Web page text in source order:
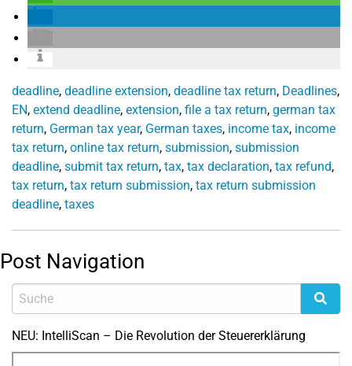
deadline, deadline extension, deadline tax return, Deadlines,
EN, extend deadline, extension, file a tax return, german tax
return, German tax year, German taxes, income tax, income
tax return, online tax return, submission, submission
deadline, submit tax return, tax, tax declaration, tax refund,
tax return, tax return submission, tax return submission
deadline, taxes
Post Navigation
NEU: IntelliScan – Die Revolution der Steuererklärung